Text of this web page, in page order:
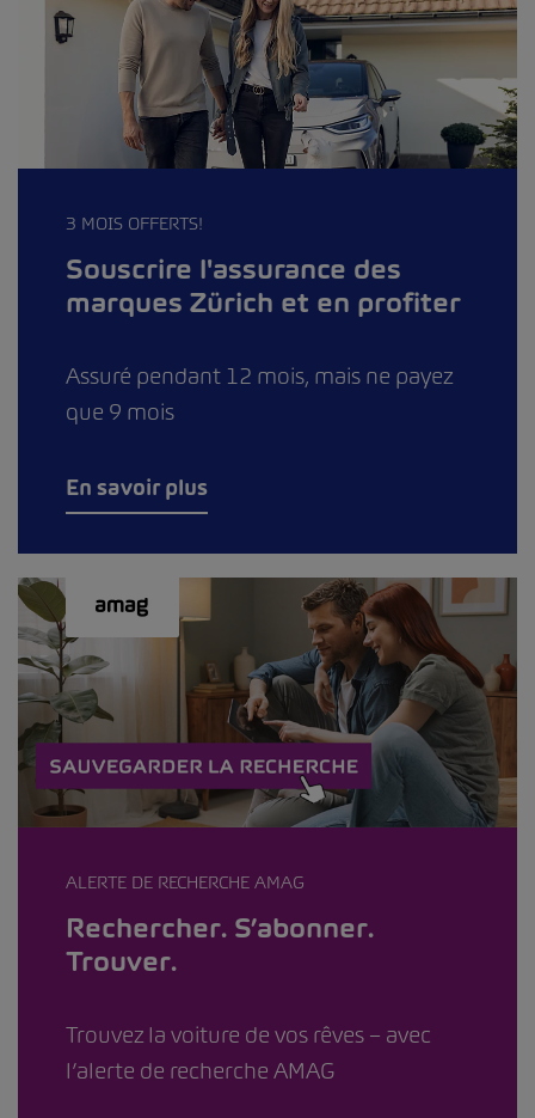
3 MOIS OFFERTS!
Souscrire l'assurance des
marques Zürich et en profiter
Assuré pendant 12 mois, mais ne payez
que 9 mois
En savoir plus
ALERTE DE RECHERCHE AMAG
Rechercher. S’abonner.
Trouver.
Trouvez la voiture de vos rêves – avec
l’alerte de recherche AMAG